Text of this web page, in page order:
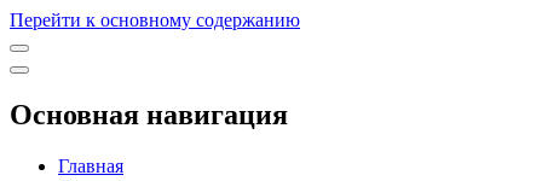
Перейти к основному содержанию
Основная навигация
Главная